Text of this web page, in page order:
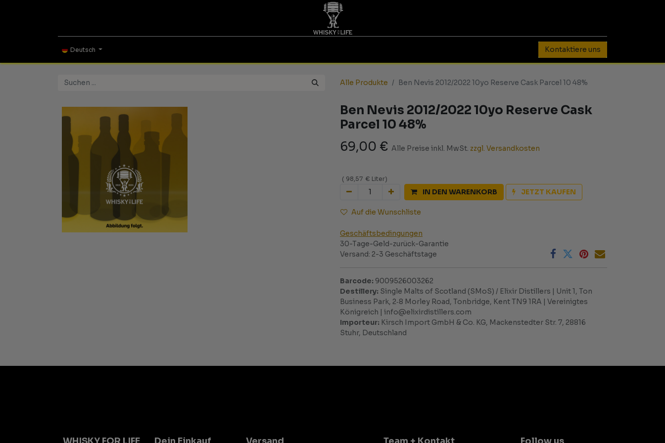
Deutsch Kontaktiere uns
Alle Produkte Ben Nevis 2012/2022 10yo Reserve Cask Parcel 10 48%
Ben Nevis 2012/2022 10yo Reserve Cask
Parcel 10 48%
69,00 € Alle Preise inkl. MwSt. zzgl. Versandkosten
( 98,57 € Liter)
IN DEN WARENKORB JETZT KAUFEN
Auf die Wunschliste
Geschäftsbedingungen
30-Tage-Geld-zurück-Garantie
Versand: 2-3 Geschäftstage
Barcode: 9009526003262
Destillery: Single Malts of Scotland (SMoS) / Elixir Distillers | Unit 1, Ton
Business Park, 2‑8 Morley Road, Tonbridge, Kent TN9 1RA | Vereinigtes
Königreich | info@elixirdistillers.com
Importeur: Kirsch Import GmbH & Co. KG, Mackenstedter Str. 7, 28816
Stuhr, Deutschland
Follow us
Dein Einkauf Team + Kontakt
Versand
WHISKY FOR LIFE